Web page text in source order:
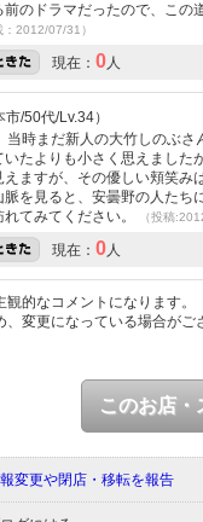
前のドラマだったので、こ
2012/07/31）
現在： 0人
/50代/Lv.34）
時まだ新人の大竹しのぶ
たよりも小さく思えまし
ますが、その優しい頬笑
を見ると、安曇野の人た
てみてください。
（投稿
現在： 0人
的なコメントになります。
変更になっている場合がご
このお店・
変更や閉店・移転を報告